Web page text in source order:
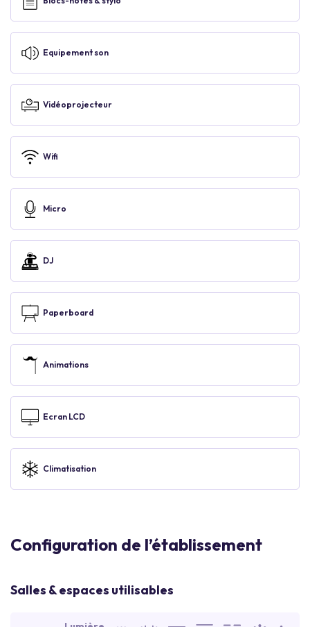
Equipement son
Vidéoprojecteur
Wifi
Micro
DJ
Paperboard
Animations
Ecran LCD
Climatisation
Configuration de l’établissement
Salles & espaces utilisables